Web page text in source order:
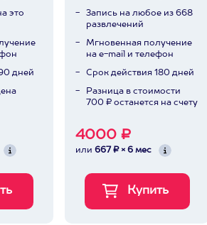
это
дней
Запись на любое из 668
развлечений
Мгновенная получение
на e-mail и телефон
Срок действия 180 дней
Разница в стоимости
700 ₽ останется на счету
4000 ₽
или 667 ₽ × 6 мес